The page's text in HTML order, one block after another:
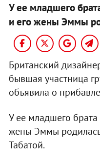
У ее младшего
и его жены Эммы
Британский
бывшая участница
объявила о
У ее младшего
жены Эммы родилась
Табатой.